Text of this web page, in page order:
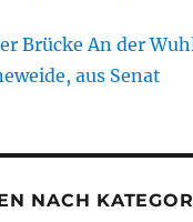
Brücke An der
aus Senat
NACH